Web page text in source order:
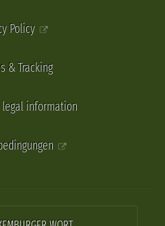
Policy
& Tracking
information